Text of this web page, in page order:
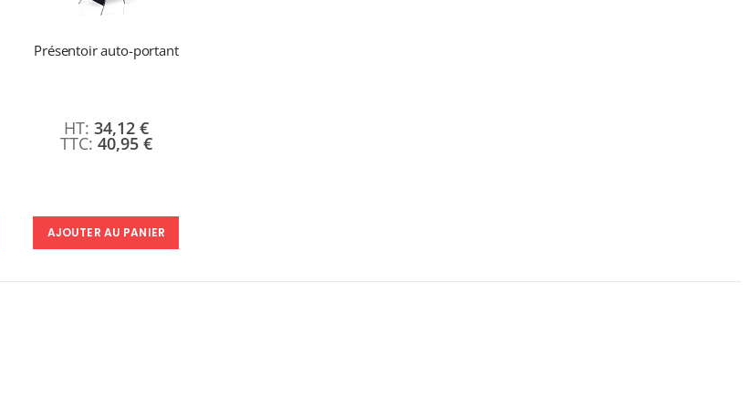
Présentoir auto-portant
40,95 €
34,12 €
AJOUTER AU PANIER